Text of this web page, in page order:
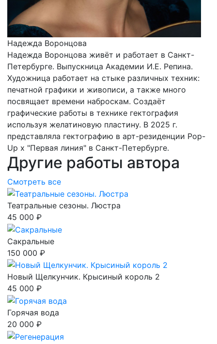
Надежда Воронцова
Надежда Воронцова живёт и работает в Санкт-
Петербурге. Выпускница Академии И.Е. Репина.
Художница работает на стыке различных техник:
печатной графики и живописи, а также много
посвящает времени наброскам. Создаёт
графические работы в технике гектография
используя желатиновую пластину. В 2025 г.
представляла гектографию в арт-резиденции Pop-
Up х "Первая линия" в Санкт-Петербурге.
Другие работы автора
Смотреть все
Театральные сезоны. Люстра
45 000 ₽
Сакральные
150 000 ₽
Новый Щелкунчик. Крысиный король 2
45 000 ₽
Горячая вода
20 000 ₽